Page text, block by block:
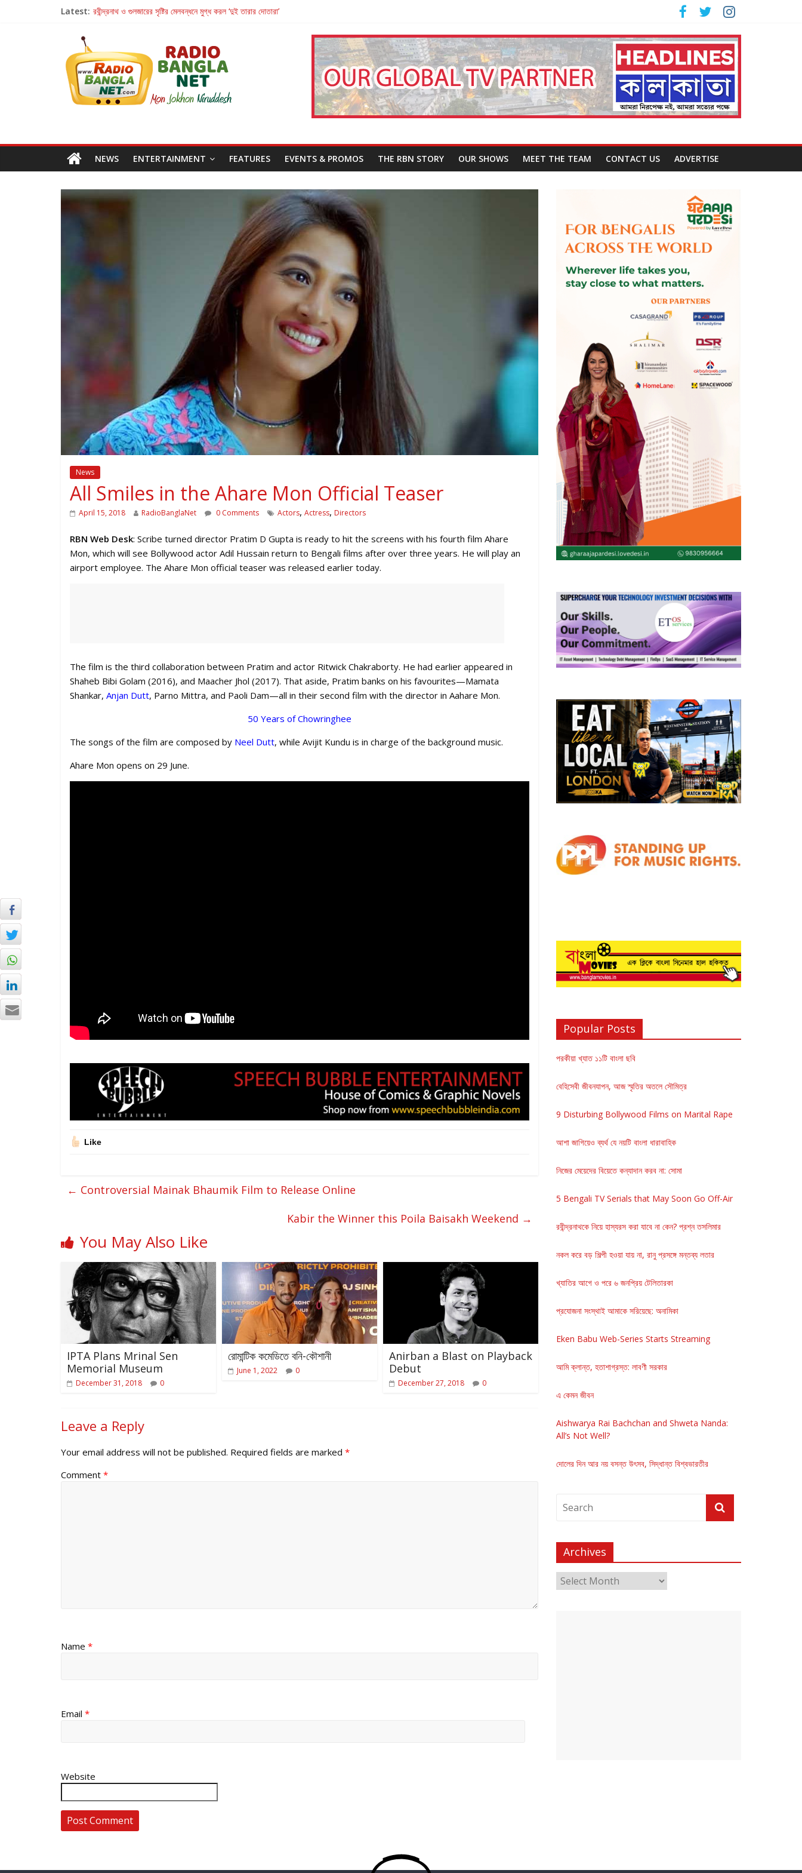
Latest: রবীন্দ্রনাথ ও গুলজারের সৃষ্টির মেলবন্ধনে মুগ্ধ করল ‘দুই তারার দোতারা’
Retribution: A Thought-Provoking Short Film That Challenges Our Understanding of Justice
হাওয়া বদলের টলিউডে ‘তুমি এলে তাই’
NEWS ENTERTAINMENT FEATURES EVENTS & PROMOS THE RBN STORY OUR SHOWS MEET THE TEAM CONTACT US ADVERTISE
News
All Smiles in the Ahare Mon Official Teaser
April 15, 2018 RadioBanglaNet 0 Comments Actors, Actress, Directors
RBN Web Desk: Scribe turned director Pratim D Gupta is ready to hit the screens with his fourth film Ahare
Mon, which will see Bollywood actor Adil Hussain return to Bengali films after over three years. He will play an
airport employee. The Ahare Mon official teaser was released earlier today.
The film is the third collaboration between Pratim and actor Ritwick Chakraborty. He had earlier appeared in
Shaheb Bibi Golam (2016), and Maacher Jhol (2017). That aside, Pratim banks on his favourites—Mamata
Shankar, Anjan Dutt, Parno Mittra, and Paoli Dam—all in their second film with the director in Aahare Mon.
50 Years of Chowringhee
The songs of the film are composed by Neel Dutt, while Avijit Kundu is in charge of the background music.
Ahare Mon opens on 29 June.
Like
← Controversial Mainak Bhaumik Film to Release Online
Kabir the Winner this Poila Baisakh Weekend →
You May Also Like
IPTA Plans Mrinal Sen
Memorial Museum
December 31, 2018 0
রোমান্টিক কমেডিতে বনি-কৌশানী
June 1, 2022 0
Anirban a Blast on Playback
Debut
December 27, 2018 0
Leave a Reply
Your email address will not be published. Required fields are marked *
Comment *
Name *
Email *
Website
Popular Posts
পরকীয়া খ্যাত ১১টি বাংলা ছবি
বেহিসেবী জীবনযাপন, আজ স্মৃতির অতলে সৌমিত্র
9 Disturbing Bollywood Films on Marital Rape
আশা জাগিয়েও ব্যর্থ যে নয়টি বাংলা ধারাবাহিক
নিজের মেয়েদের বিয়েতে কন্যাদান করব না: সোমা
5 Bengali TV Serials that May Soon Go Off-Air
রবীন্দ্রনাথকে নিয়ে হাস্যরস করা যাবে না কেন? প্রশ্ন তসলিমার
নকল করে বড় শিল্পী হওয়া যায় না, রানু প্রসঙ্গে মন্তব্য লতার
খ্যাতির আগে ও পরে ৬ জনপ্রিয় টেলিতারকা
প্রযোজনা সংস্থাই আমাকে সরিয়েছে: অনামিকা
Eken Babu Web-Series Starts Streaming
আমি ক্লান্ত, হতাশাগ্রস্ত: লাবণী সরকার
এ কেমন জীবন
Aishwarya Rai Bachchan and Shweta Nanda:
All’s Not Well?
দোলের দিন আর নয় বসন্ত উৎসব, সিদ্ধান্ত বিশ্বভারতীর
Archives